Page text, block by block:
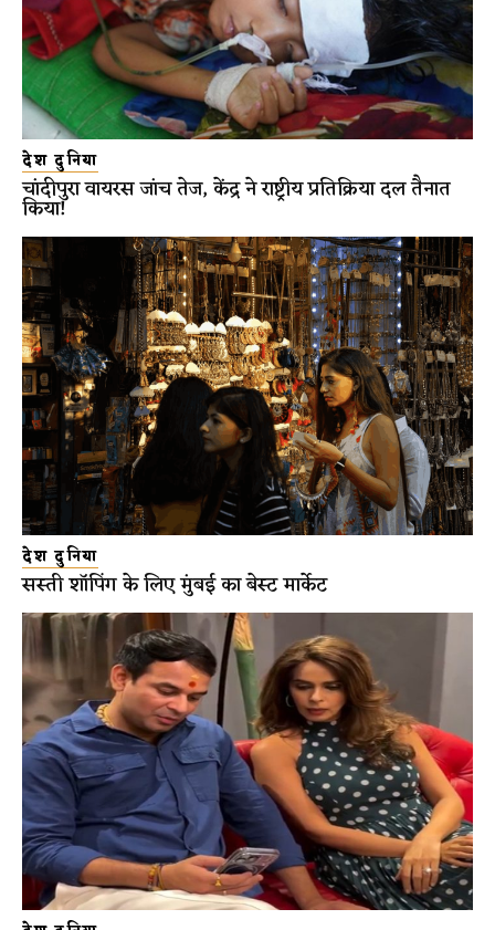
देश दुनिया
चांदीपुरा वायरस जांच तेज, केंद्र ने राष्ट्रीय प्रतिक्रिया दल तैनात
किया!
देश दुनिया
सस्ती शॉपिंग के लिए मुंबई का बेस्ट मार्केट